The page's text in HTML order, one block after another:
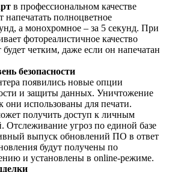
в профессиональном качестве
напечатать полноцветное
а монохромное – за 5 секунд. При
фотореалистичное качество
будет четким, даже если он напечатан
безопасности
появились новые опции
и защиты данных. Уничтожение
они использованы для печати.
получить доступ к личным
Отслеживание угроз по единой базе
выпуск обновлений ПО в ответ
будут получены по
и установлены в online-режиме.